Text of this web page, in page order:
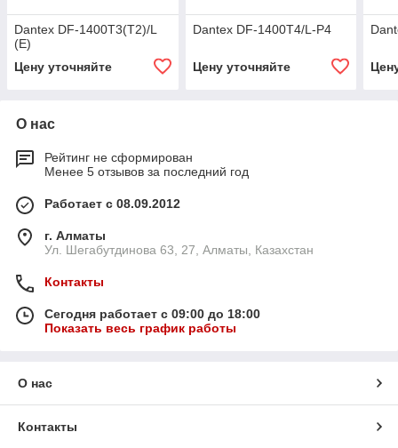
Dantex DF-1400T3(T2)/L
(E)
Цену уточняйте
Dantex DF-1400T4/L-P4
Цену уточняйте
О нас
Рейтинг не сформирован
Менее 5 отзывов за последний год
Работает с 08.09.2012
г. Алматы
Ул. Шегабутдинова 63, 27, Алматы, Казахстан
Контакты
Сегодня работает с 09:00 до 18:00
Показать весь график работы
О нас
Контакты